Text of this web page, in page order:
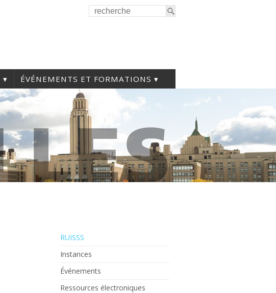
ÉVÉNEMENTS ET FORMATIONS
RUISSS
Instances
Événements
Ressources électroniques